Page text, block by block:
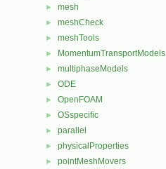
► mesh
► meshCheck
► meshTools
► MomentumTransportModels
► multiphaseModels
► ODE
► OpenFOAM
► OSspecific
► parallel
► physicalProperties
► pointMeshMovers